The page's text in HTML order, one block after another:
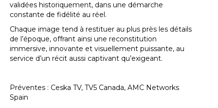
validées historiquement, dans une démarche
constante de fidélité au réel.
Chaque image tend à restituer au plus près les détails
de l’époque, offrant ainsi une reconstitution
immersive, innovante et visuellement puissante, au
service d’un récit aussi captivant qu’exigeant.
Préventes : Ceska TV, TV5 Canada, AMC Networks
Spain